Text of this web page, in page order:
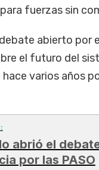
fuerzas sin
abierto por
el futuro del
varios años
abrió el
por las PASO